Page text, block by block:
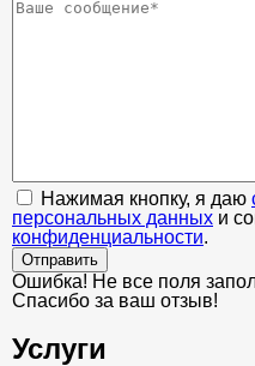
Нажимая кнопку, я даю
персональных данных и
конфиденциальности.
Отправить
Ошибка! Не все поля
Спасибо за ваш отзыв!
Услуги